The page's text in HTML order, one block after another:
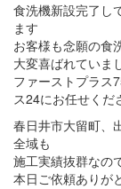
食洗機新設完了し
ます
お客様も念願の食
大変喜ばれていま
ファーストプラス
ス24にお任せくだ
春日井市大留町、
全域も
施工実績抜群なの
本日ご依頼ありが